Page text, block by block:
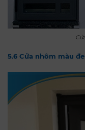
5.6 Cửa nhôm màu